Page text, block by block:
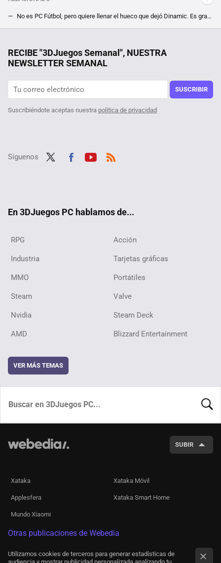
No es PC Fútbol, pero quiere llenar el hueco que dejó Dinamic. Es gratis, tiene 108 ligas, pesa menos de 1 GB y se llama UNIFUTBOL
¡Date prisa! Solo hoy puedes hacerte gratis con uno de los mejores juegos de acción de los últimos años gracias a Epic Games
RECIBE "3DJuegos Semanal", NUESTRA
NEWSLETTER SEMANAL
SUSCRIBIR
Suscribiéndote aceptas nuestra política de privacidad
Síguenos
En 3DJuegos PC hablamos de...
RPG Acción
Industria Tarjetas gráficas
MMO Portátiles
Steam Valve
Nvidia Steam Deck
AMD Blizzard Entertainment
VER MÁS TEMAS
SUBIR
Xataka Xataka Móvil
Applesfera Xataka Smart Home
Mundo Xiaomi
Otras publicaciones de Webedia
Utilizamos cookies de terceros para generar estadísticas de